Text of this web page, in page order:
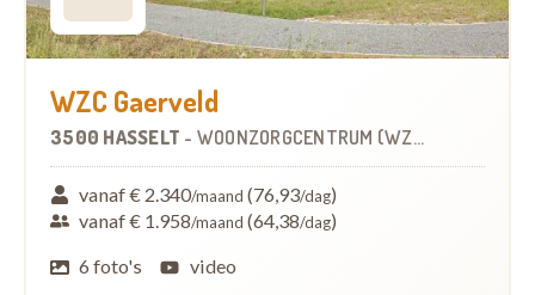
WZC Gaerveld
3500 HASSELT - WOONZORGCENTRUM (WZC)
vanaf € 2.340/maand (76,93/dag)
vanaf € 1.958/maand (64,38/dag)
6 foto's
video